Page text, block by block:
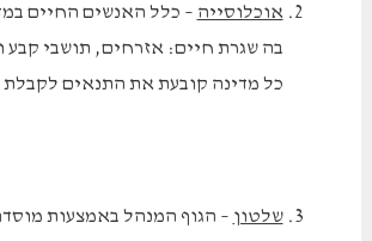
אוכלוסייה – כלל האנשים החיים
בה שגרת חיים: אזרחים, תושבי קבע
כל מדינה קובעת את התנאים
שלטון – הגוף המנהל באמצעות